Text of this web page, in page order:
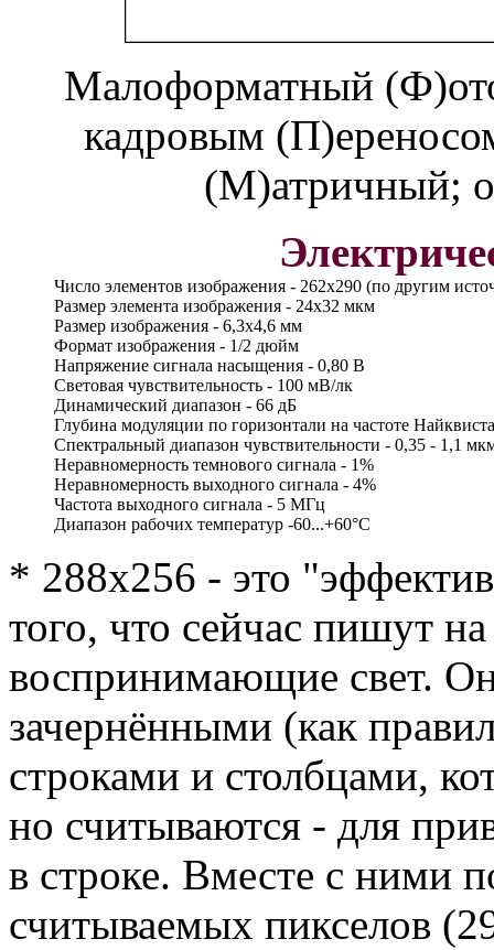
Малоформатный
кадровым
(М)атричный;
Число элементов изображения - 262х290 (по другим
Размер элемента изображения - 24х32 мкм
Размер изображения - 6,3х4,6 мм
Формат изображения - 1/2 дюйм
Напряжение сигнала насыщения - 0,80 В
Световая чувствительность - 100 мВ/лк
Динамический диапазон - 66 дБ
Глубина модуляции по горизонтали на частоте
Спектральный диапазон чувствительности - 0,35 - 1,1
Неравномерность темнового сигнала - 1%
Неравномерность выходного сигнала - 4%
Частота выходного сигнала - 5 МГц
Диапазон рабочих температур -60...+60°С
* 288х256 - это
того, что сейчас пишут
воспринимающие свет.
зачернёнными (как
строками и столбцами,
но считываются - для
в строке. Вместе с ними
считываемых пикселов